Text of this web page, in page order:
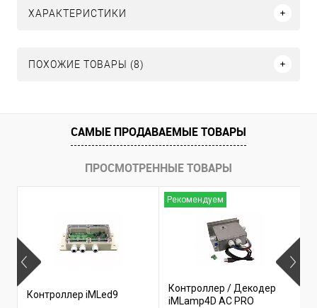
ХАРАКТЕРИСТИКИ
ПОХОЖИЕ ТОВАРЫ (8)
САМЫЕ ПРОДАВАЕМЫЕ ТОВАРЫ
ПРОСМОТРЕННЫЕ ТОВАРЫ
Контроллер iMLed9
Рекомендуем
Контроллер / Декодер
iMLamp4D AC PRO